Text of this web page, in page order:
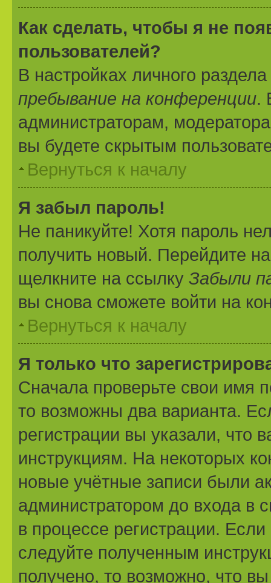
Как сделать, чтобы я не
пользователей?
В настройках личного
пребывание на конференции.
администраторам,
вы будете скрытым
Вернуться к началу
Я забыл пароль!
Не паникуйте! Хотя пароль
получить новый. Перейдите
щелкните на ссылку Забыли
вы снова сможете войти на
Вернуться к началу
Я только что
Сначала проверьте свои имя
то возможны два варианта.
регистрации вы указали, что
инструкциям. На некоторых
новые учётные записи были
администратором до входа в
в процессе регистрации.
следуйте полученным
получено, то возможно, что